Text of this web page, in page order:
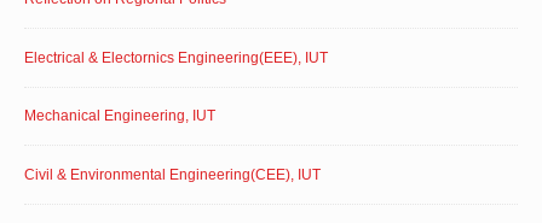
Electrical & Electornics Engineering(EEE), IUT
Mechanical Engineering, IUT
Civil & Environmental Engineering(CEE), IUT